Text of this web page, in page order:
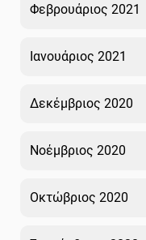
Φεβρουάριος 2021
Ιανουάριος 2021
Δεκέμβριος 2020
Νοέμβριος 2020
Οκτώβριος 2020